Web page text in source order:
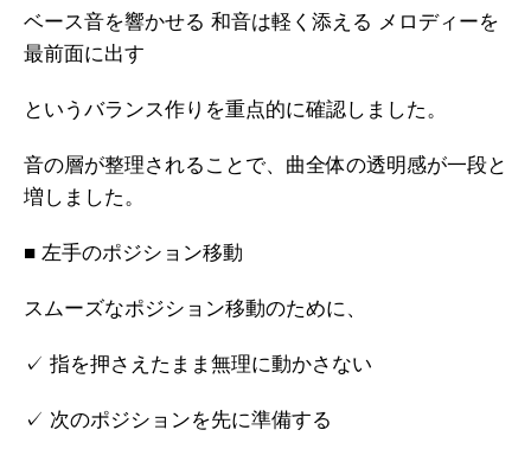
ベース音を響かせる 和音は軽く添える メロディーを
最前面に出す
というバランス作りを重点的に確認しました。
音の層が整理されることで、曲全体の透明感が一段と
増しました。
■ 左手のポジション移動
スムーズなポジション移動のために、
✓ 指を押さえたまま無理に動かさない
✓ 次のポジションを先に準備する